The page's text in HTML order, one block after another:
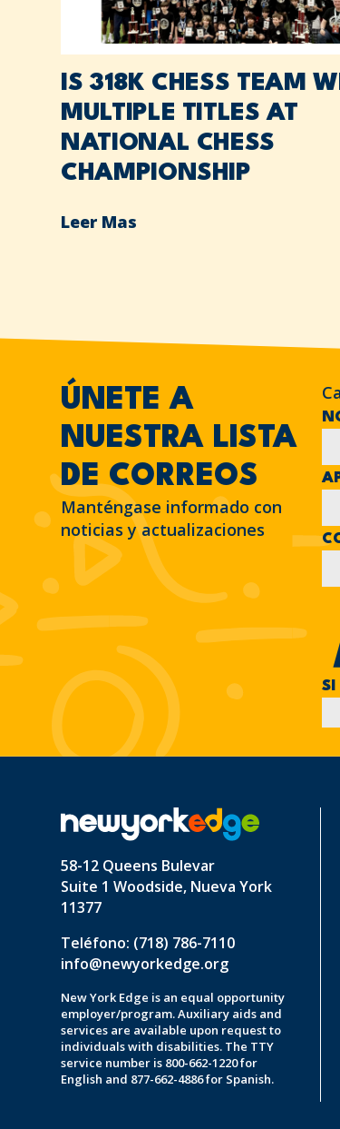
IS 318K CHESS TEAM
MULTIPLE TITLES AT
NATIONAL CHESS
CHAMPIONSHIP
Leer Mas
ÚNETE A
NUESTRA LISTA
DE CORREOS
Manténgase informado con
noticias y actualizaciones
SI
58-12 Queens Bulevar
Suite 1 Woodside, Nueva York
11377
Teléfono: (718) 786-7110
info@newyorkedge.org
New York Edge is an equal opportunity
employer/program. Auxiliary aids and
services are available upon request to
individuals with disabilities. The TTY
service number is 800-662-1220 for
English and 877-662-4886 for Spanish.